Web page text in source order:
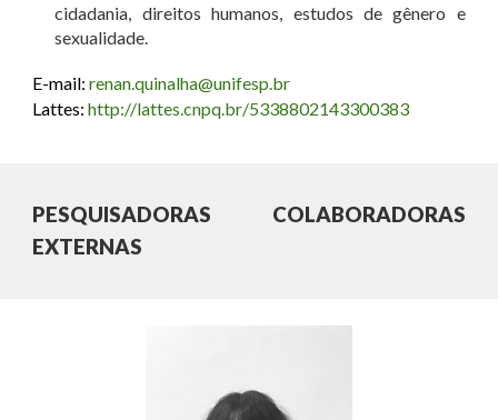
cidadania, direitos humanos, estudos de gênero e
sexualidade
E-mail: renan.quinalha@unifesp.br
Lattes:http://lattes.cnpq.br/5338802143300383
PESQUISADORAS COLABORADORAS
EXTERNAS